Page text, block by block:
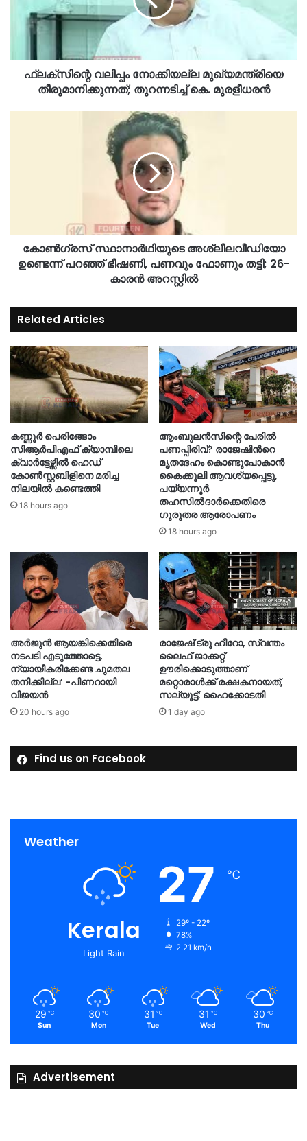
ഫ്ലക്സിന്റെ വലിപ്പം നോക്കിയല്ല മുഖ്യമന്ത്രിയെ
തീരുമാനിക്കുന്നത്; തുറന്നടിച്ച് കെ. മുരളീധരൻ
കോൺഗ്രസ് സ്ഥാനാർഥിയുടെ അശ്ലീലവീഡിയോ
ഉണ്ടെന്ന് പറഞ്ഞ് ഭീഷണി, പണവും ഫോണും തട്ടി; 26-
കാരൻ അറസ്റ്റിൽ
Related Articles
കണ്ണൂർ പെരിങ്ങോം
സിആർപിഎഫ് ക്യാമ്പിലെ
ക്വാർട്ടേഴ്സിൽ ഹെഡ്
കോൺസ്റ്റബിളിനെ മരിച്ച
നിലയിൽ കണ്ടെത്തി
18 hours ago
ആംബുലൻസിന്റെ പേരിൽ
പണപ്പിരിവ്? രാജേഷിന്‍റെ
മൃതദേഹം കൊണ്ടുപോകാൻ
കൈക്കൂലി ആവശ്യപ്പെട്ടു,
പയ്യന്നൂർ
തഹസിൽദാർക്കെതിരെ
ഗുരുതര ആരോപണം
18 hours ago
അർജുൻ ആയങ്കിക്കെതിരെ
നടപടി എടുത്തോട്ടെ,
ന്യായീകരിക്കേണ്ട ചുമതല
തനിക്കില്ല’ -പിണറായി
വിജയൻ
20 hours ago
രാജേഷ് ട്രൂ ഹീറോ, സ്വന്തം
ലൈഫ് ജാക്കറ്റ്
ഊരിക്കൊടുത്താണ്
മറ്റൊരാള്‍ക്ക് രക്ഷകനായത്,
സല്യൂട്ട്: ഹൈക്കോടതി
1 day ago
Find us on Facebook
Weather
Kerala
Light Rain
27 ℃
29º - 22º
78%
2.21 km/h
29 ℃
Sun
30 ℃
Mon
31 ℃
Tue
31 ℃
Wed
30 ℃
Thu
Advertisement